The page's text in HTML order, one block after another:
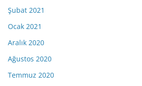
Şubat 2021
Ocak 2021
Aralık 2020
Ağustos 2020
Temmuz 2020